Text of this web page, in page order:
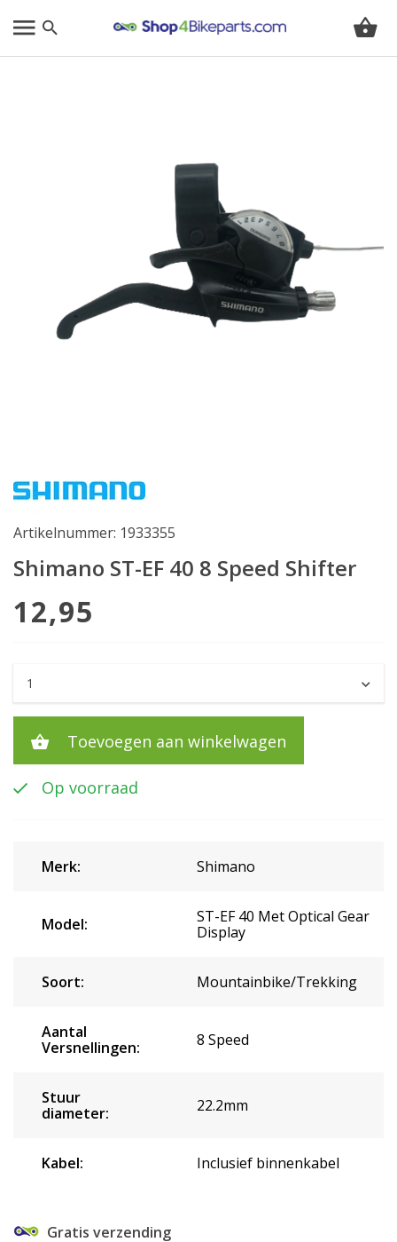
Artikelnummer: 1933355
Shimano ST-EF 40 8 Speed Shifter
12,95
Toevoegen aan winkelwagen
Op voorraad
Merk: Shimano
Model:
ST-EF 40 Met Optical Gear
Display
Soort: Mountainbike/Trekking
Aantal
Versnellingen:
8 Speed
Stuur
diameter:
22.2mm
Kabel: Inclusief binnenkabel
Gratis verzending